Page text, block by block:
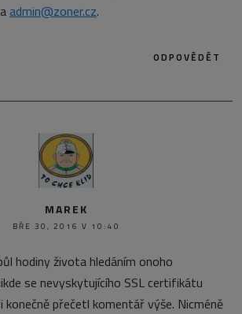
admin@zoner.cz.
ODPOVĚDĚT
MAREK
BŘE 30, 2016 V 10:40
hodiny života hledáním onoho
se nevyskytujícího SSL certifikátu
konečně přečetl komentář výše. Nicméně